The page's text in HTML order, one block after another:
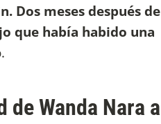
Dos meses después de
que había habido una
Wanda Nara a